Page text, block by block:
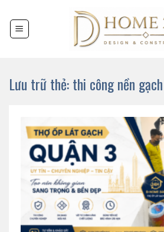
đến
nội
Lưu trữ thẻ:thi công nền